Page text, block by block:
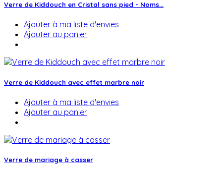
Verre de Kiddouch en Cristal sans pied - Noms...
Ajouter à ma liste d'envies
Ajouter au panier
Verre de Kiddouch avec effet marbre noir
Ajouter à ma liste d'envies
Ajouter au panier
Verre de mariage à casser